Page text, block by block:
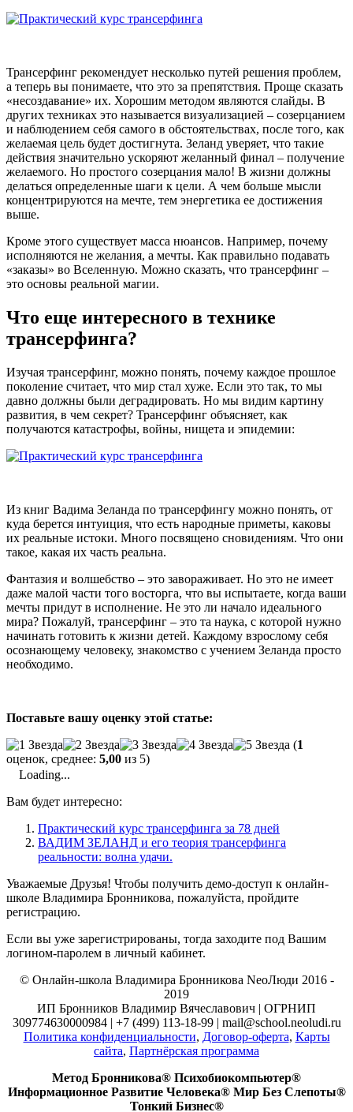
Трансерфинг рекомендует несколько путей решения проблем,
а теперь вы понимаете, что это за препятствия. Проще сказать
«несоздавание» их. Хорошим методом являются слайды. В
других техниках это называется визуализацией – созерцанием
и наблюдением себя самого в обстоятельствах, после того, как
желаемая цель будет достигнута. Зеланд уверяет, что такие
действия значительно ускоряют желанный финал – получение
желаемого. Но простого созерцания мало! В жизни должны
делаться определенные шаги к цели. А чем больше мысли
концентрируются на мечте, тем энергетика ее достижения
выше.
Кроме этого существует масса нюансов. Например, почему
исполняются не желания, а мечты. Как правильно подавать
«заказы» во Вселенную. Можно сказать, что трансерфинг –
это основы реальной магии.
Что еще интересного в технике
трансерфинга?
Изучая трансерфинг, можно понять, почему каждое прошлое
поколение считает, что мир стал хуже. Если это так, то мы
давно должны были деградировать. Но мы видим картину
развития, в чем секрет? Трансерфинг объясняет, как
получаются катастрофы, войны, нищета и эпидемии:
Из книг Вадима Зеланда по трансерфингу можно понять, от
куда берется интуиция, что есть народные приметы, каковы
их реальные истоки. Много посвящено сновидениям. Что они
такое, какая их часть реальна.
Фантазия и волшебство – это завораживает. Но это не имеет
даже малой части того восторга, что вы испытаете, когда ваши
мечты придут в исполнение. Не это ли начало идеального
мира? Пожалуй, трансерфинг – это та наука, с которой нужно
начинать готовить к жизни детей. Каждому взрослому себя
осознающему человеку, знакомство с учением Зеланда просто
необходимо.
Поставьте вашу оценку этой статье:
(1
оценок, среднее: 5,00 из 5)
Loading...
Вам будет интересно:
Практический курс трансерфинга за 78 дней
ВАДИМ ЗЕЛАНД и его теория трансерфинга
реальности: волна удачи.
Уважаемые Друзья! Чтобы получить демо-доступ к онлайн-
школе Владимира Бронникова, пожалуйста, пройдите
регистрацию.
Если вы уже зарегистрированы, тогда заходите под Вашим
логином-паролем в личный кабинет.
© Онлайн-школа Владимира Бронникова NeoЛюди 2016 -
2019
ИП Бронников Владимир Вячеславович | ОГРНИП
309774630000984 | +7 (499) 113-18-99 | mail@school.neoludi.ru
Политика конфиденциальности, Договор-оферта, Карты
сайта, Партнёрская программа
Метод Бронникова® Психобиокомпьютер®
Информационное Развитие Человека® Мир Без Слепоты®
Тонкий Бизнес®